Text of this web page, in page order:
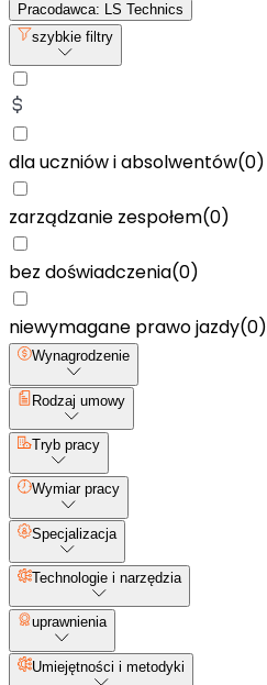
Pracodawca: LS Technics
szybkie filtry
dla uczniów i absolwentów(0)
zarządzanie zespołem(0)
bez doświadczenia(0)
niewymagane prawo jazdy(0)
Wynagrodzenie
Rodzaj umowy
Tryb pracy
Wymiar pracy
Specjalizacja
Technologie i narzędzia
uprawnienia
Umiejętności i metodyki